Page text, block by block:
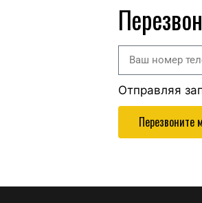
Отправляя
Перезвоните